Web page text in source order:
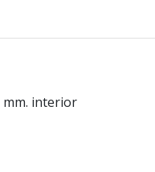
mm. interior